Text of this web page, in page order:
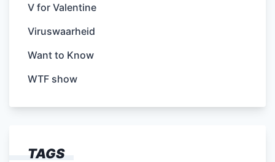
V for Valentine
Viruswaarheid
Want to Know
WTF show
TAGS